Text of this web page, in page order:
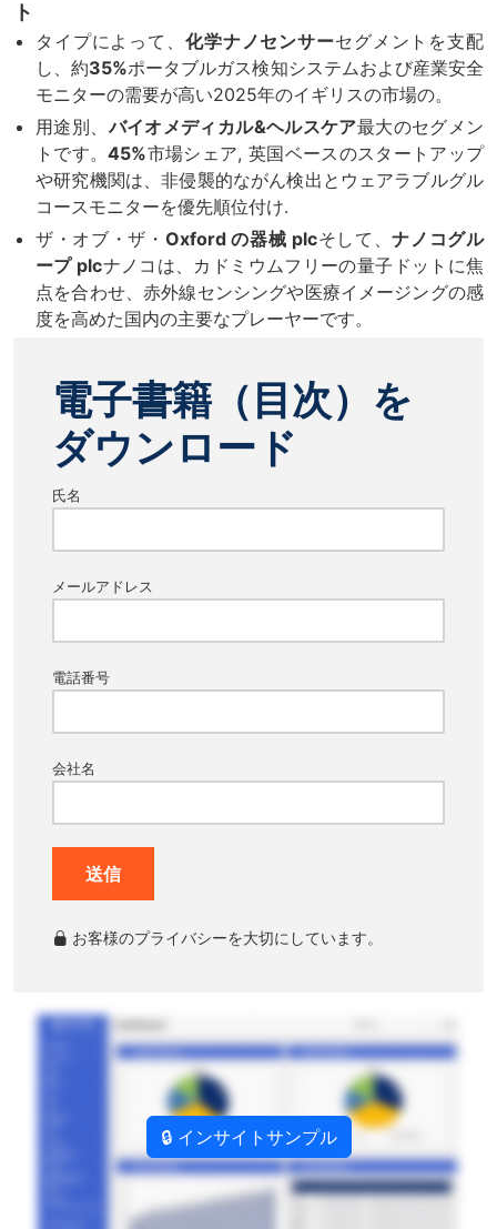
ト
タイプによって、 化学ナノセンサーセグメントを支配
し、約35%ポータブルガス検知システムおよび産業安全
モニターの需要が高い2025年のイギリスの市場の。
用途別、バイオメディカル&ヘルスケア最大のセグメン
トです。45%市場シェア, 英国ベースのスタートアップ
や研究機関は、非侵襲的ながん検出とウェアラブルグル
コースモニターを優先順位付け.
ザ・オブ・ザ・ Oxford の器械 plcそして、ナノコグル
ープ plcナノコは、カドミウムフリーの量子ドットに焦
点を合わせ、赤外線センシングや医療イメージングの感
度を高めた国内の主要なプレーヤーです。
電子書籍（目次）を
ダウンロード
氏名
メールアドレス
電話番号
会社名
送信
お客様のプライバシーを大切にしています。
🔒 インサイトサンプル